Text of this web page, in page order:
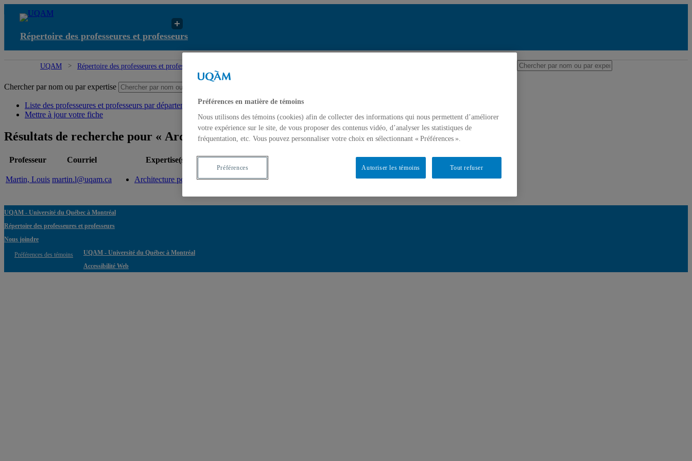
Répertoire des professeures et professeurs
UQAM Répertoire des professeures et professeurs
Répertoire des professeures et professeurs
Chercher par nom ou par expertise
Liste des professeures et professeurs par départements et écoles
Mettre à jour votre fiche
Résultats de recherche pour « Architecture postmoderne »
Professeur Courriel Expertise(s)
Martin, Louis martin.l@uqam.ca Architecture postmoderne
UQAM - Université du Québec à Montréal
Répertoire des professeures et professeurs
Nous joindre
Préférences des témoins
UQAM - Université du Québec à Montréal
Accessibilité Web
Préférences en matière de témoins
Nous utilisons des témoins (cookies) afin de collecter des informations qui nous permettent d’améliorer
votre expérience sur le site, de vous proposer des contenus vidéo, d’analyser les statistiques de
fréquentation, etc. Vous pouvez personnaliser votre choix en sélectionnant « Préférences ».
Tout refuser
Autoriser les témoins
Préférences